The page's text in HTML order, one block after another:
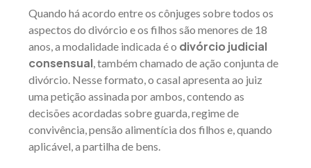
Quando há acordo entre os cônjuges sobre todos os
aspectos do divórcio e os filhos são menores de 18
anos, a modalidade indicada é o divórcio judicial
consensual , também chamado de ação conjunta de
divórcio. Nesse formato, o casal apresenta ao juiz
uma petição assinada por ambos, contendo as
decisões acordadas sobre guarda, regime de
convivência, pensão alimentícia dos filhos e, quando
aplicável, a partilha de bens.